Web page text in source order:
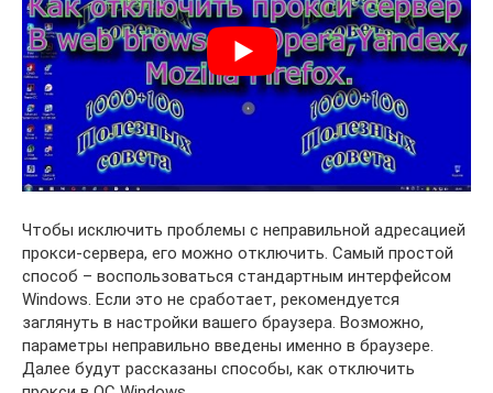
Чтобы исключить проблемы с неправильной адресацией
прокси-сервера, его можно отключить. Самый простой
способ – воспользоваться стандартным интерфейсом
Windows. Если это не сработает, рекомендуется
заглянуть в настройки вашего браузера. Возможно,
параметры неправильно введены именно в браузере.
Далее будут рассказаны способы, как отключить